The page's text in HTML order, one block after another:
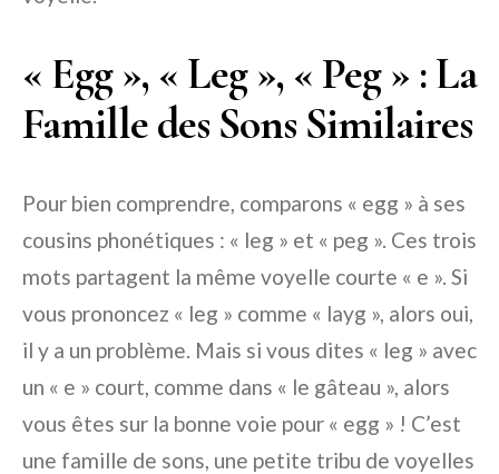
« Egg », « Leg », « Peg » : La
Famille des Sons Similaires
Pour bien comprendre, comparons « egg » à ses
cousins phonétiques : « leg » et « peg ». Ces trois
mots partagent la même voyelle courte « e ». Si
vous prononcez « leg » comme « layg », alors oui,
il y a un problème. Mais si vous dites « leg » avec
un « e » court, comme dans « le gâteau », alors
vous êtes sur la bonne voie pour « egg » ! C’est
une famille de sons, une petite tribu de voyelles